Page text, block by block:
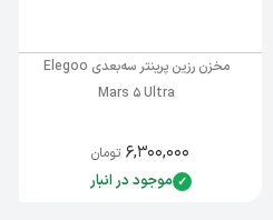
مخزن رزین پرینتر سه‌بعدی Elegoo
Mars 5 Ultra
موجود در انبار
۶,۳۰۰,۰۰۰ تومان